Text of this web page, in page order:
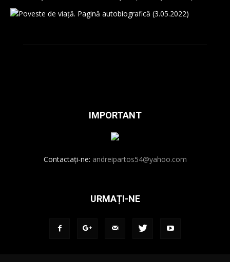
IMPORTANT
Contactați-ne: andreipartos54@yahoo.com
URMAȚI-NE